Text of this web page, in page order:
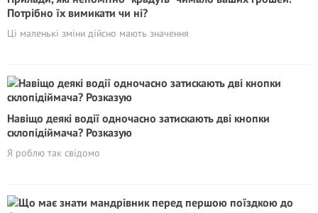
Потрібно їх вимикати чи ні?
Ці маленькі зміни дійсно мають значення
Навіщо деякі водії одночасно затискають дві кнопки
склопідіймача? Розказую
Я роблю так свідомо